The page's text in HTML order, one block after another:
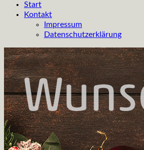
Start
Kontakt
Impressum
Datenschutzerklärung